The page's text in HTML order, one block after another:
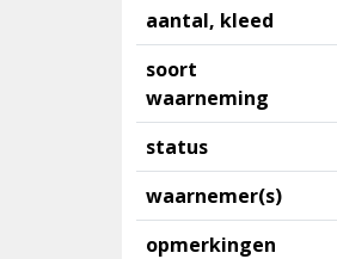
aantal, kleed
soort
waarneming
status
waarnemer(s)
opmerkingen